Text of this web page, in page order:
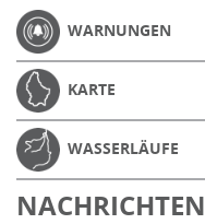
WARNUNGEN
KARTE
WASSERLÄUFE
NACHRICHTEN